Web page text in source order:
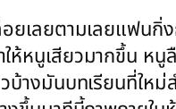
ยเลยตามเลยแฟนกิ่
ห้หนูเสียวมากขึ้น ห
บ้างมันบทเรียนที่ให